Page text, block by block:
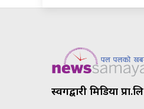
स्वर्गद्वारी मिडिया प्रा.लि